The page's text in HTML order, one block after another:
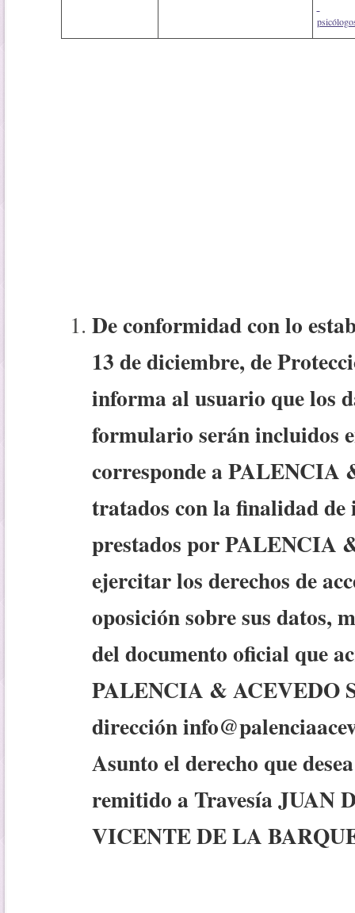
De conformidad con lo
13 de diciembre, de
informa al usuario que los
formulario serán incluidos
corresponde a PALENCIA
tratados con la finalidad
prestados por PALENCIA
ejercitar los derechos de
oposición sobre sus datos,
del documento oficial que
PALENCIA & ACEVEDO
dirección
Asunto el derecho que
remitido a Travesía JUAN
VICENTE DE LA